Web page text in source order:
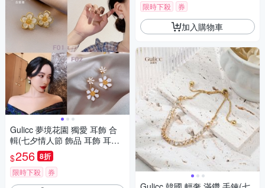
Gulicc 夢境花園 獨愛 耳飾 合
輯(七夕情人節 飾品 耳飾 耳釘
耳環 鑲鑽 生日禮物 )
$256 8折
限時下殺 券
限時下殺 券
加入購物車